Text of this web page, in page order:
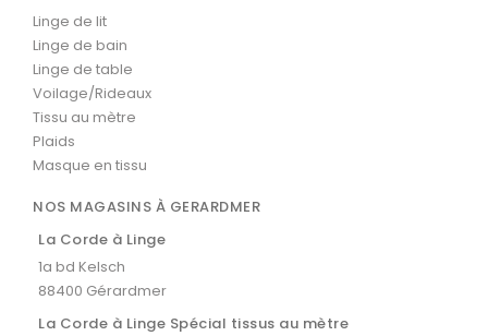
Linge de lit
Linge de bain
Linge de table
Voilage/Rideaux
Tissu au mètre
Plaids
Masque en tissu
NOS MAGASINS À GERARDMER
La Corde à Linge
1a bd Kelsch
88400 Gérardmer
La Corde à Linge Spécial tissus au mètre